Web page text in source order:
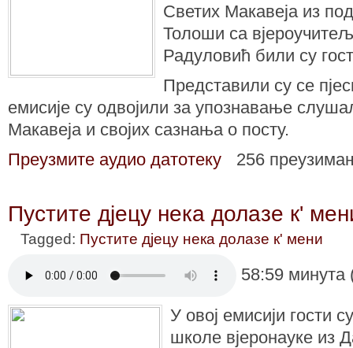
Светих Макавеја из
Толоши са
Радуловић били су
Представили су се
емисије су одвојили за упознавање
Макавеја и својих сазнања о посту.
Преузмите аудио датотеку
256
Пустите дјецу нека долазе к'
Tagged: Пустите дјецу нека долазе к' мени
58:59
У овој емисији гости
школе вјеронауке из